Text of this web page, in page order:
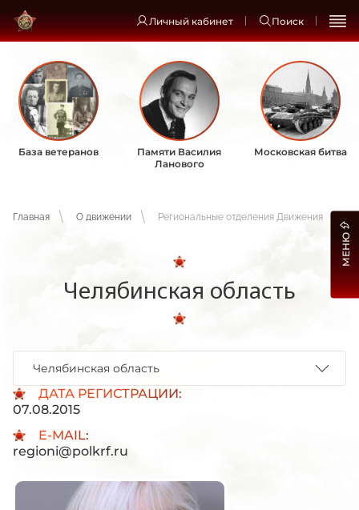
Личный кабинет Поиск
База ветеранов
Памяти Василия
Ланового
Московская битва
Главная О движении Региональные отделения Движения
Челябинская область
ДАТА РЕГИСТРАЦИИ:
07.08.2015
E-MAIL:
regioni@polkrf.ru
Челябинская область
МЕНЮ